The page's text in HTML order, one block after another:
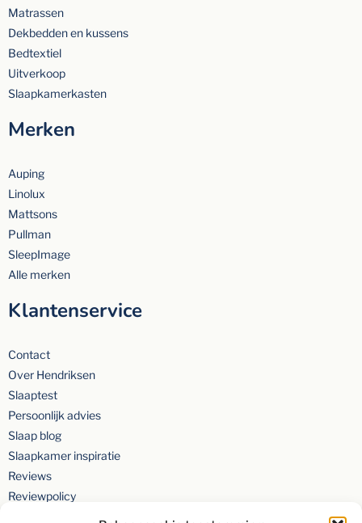
Matrassen
Dekbedden en kussens
Bedtextiel
Uitverkoop
Slaapkamerkasten
Merken
Auping
Linolux
Mattsons
Pullman
SleepImage
Alle merken
Klantenservice
Contact
Over Hendriksen
Slaaptest
Persoonlijk advies
Slaap blog
Slaapkamer inspiratie
Reviews
Reviewpolicy